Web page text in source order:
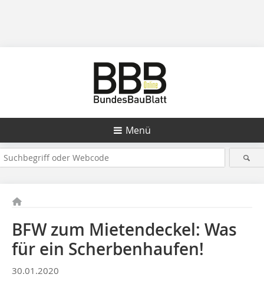
Menü
BFW zum Mietendeckel: Was
für ein Scherbenhaufen!
30.01.2020